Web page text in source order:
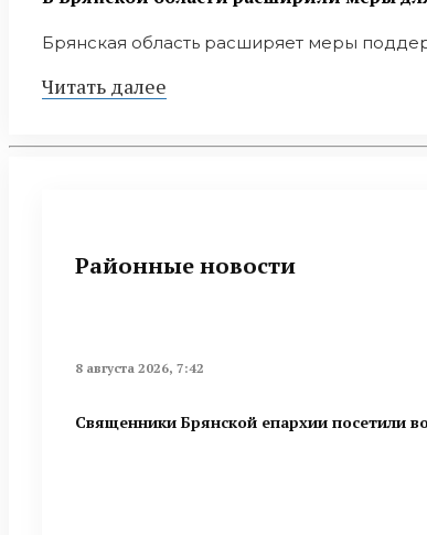
Брянская область расширяет меры
Читать далее
Районные новости
8 августа 2026, 7:42
Священники Брянской епархии посетили